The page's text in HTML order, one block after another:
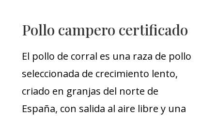
Pollo campero certificado
El pollo de corral es una raza de pollo
seleccionada de crecimiento lento,
criado en granjas del norte de
España, con salida al aire libre y una